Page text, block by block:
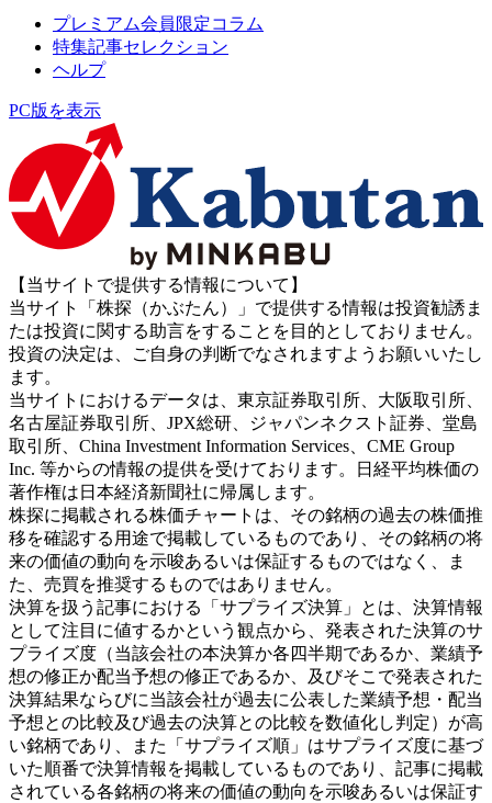
プレミアム会員限定コラム
特集記事セレクション
ヘルプ
PC版を表示
【当サイトで提供する情報について】
当サイト「株探（かぶたん）」で提供する情報は投資勧誘ま
たは投資に関する助言をすることを目的としておりません。
投資の決定は、ご自身の判断でなされますようお願いいたし
ます。
当サイトにおけるデータは、東京証券取引所、大阪取引所、
名古屋証券取引所、JPX総研、ジャパンネクスト証券、堂島
取引所、China Investment Information Services、CME Group
Inc. 等からの情報の提供を受けております。日経平均株価の
著作権は日本経済新聞社に帰属します。
株探に掲載される株価チャートは、その銘柄の過去の株価推
移を確認する用途で掲載しているものであり、その銘柄の将
来の価値の動向を示唆あるいは保証するものではなく、ま
た、売買を推奨するものではありません。
決算を扱う記事における「サプライズ決算」とは、決算情報
として注目に値するかという観点から、発表された決算のサ
プライズ度（当該会社の本決算か各四半期であるか、業績予
想の修正か配当予想の修正であるか、及びそこで発表された
決算結果ならびに当該会社が過去に公表した業績予想・配当
予想との比較及び過去の決算との比較を数値化し判定）が高
い銘柄であり、また「サプライズ順」はサプライズ度に基づ
いた順番で決算情報を掲載しているものであり、記事に掲載
されている各銘柄の将来の価値の動向を示唆あるいは保証す